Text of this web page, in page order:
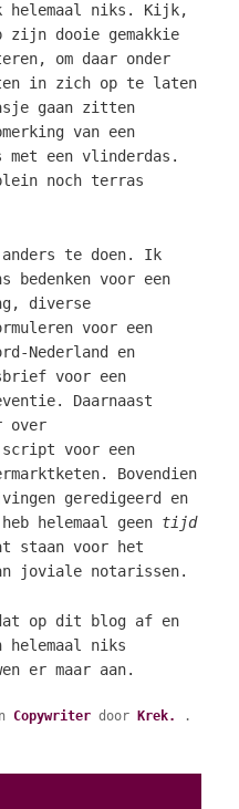
helemaal niks. Kijk,
zijn dooie gemakkie
om daar onder
in zich op te laten
gaan zitten
van een
een vlinderdas.
noch terras
te doen. Ik
bedenken voor een
diverse
voor een
Nederland en
voor een
Daarnaast
over
script voor een
Bovendien
geredigeerd en
helemaal geen tijd
staan voor het
joviale notarissen.
dat op dit blog af en
helemaal niks
er maar aan.
Copywriter door Krek.
.